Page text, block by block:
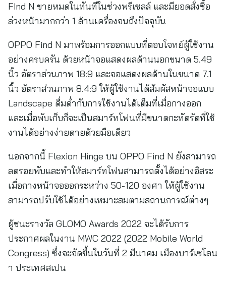
Find N ขายหมดในทันทีในช่วงพรีเซลล์ และมียอดสั่งซื้อ
ล่วงหน้ามากกว่า 1 ล้านเครื่องจนถึงปัจจุบัน
OPPO Find N มาพร้อมการออกแบบที่ตอบโจทย์ผู้ใช้งาน
อย่างครบครัน ด้วยหน้าจอแสดงผลด้านนอกขนาด 5.49
นิ้ว อัตราส่วนภาพ 18:9 และจอแสดงผลด้านในขนาด 7.1
นิ้ว อัตราส่วนภาพ 8.4:9 ให้ผู้ใช้งานได้สัมผัสหน้าจอแบบ
Landscape ดื่มด่ำกับการใช้งานได้เต็มที่เมื่อกางออก
และเมื่อพับเก็บก็จะเป็นสมาร์ทโฟนที่มีขนาดกะทัดรัดที่ใช้
งานได้อย่างง่ายดายด้วยมือเดียว
นอกจากนี้ Flexion Hinge บน OPPO Find N ยังสามารถ
ลดรอยพับและทำให้สมาร์ทโฟนสามารถตั้งได้อย่างอิสระ
เมื่อกางหน้าจอออกระหว่าง 50-120 องศา ให้ผู้ใช้งาน
สามารถปรับใช้ได้อย่างเหมาะสมตามสถานการณ์ต่างๆ
ผู้ชนะรางวัล GLOMO Awards 2022 จะได้รับการ
ประกาศผลในงาน MWC 2022 (2022 Mobile World
Congress) ซึ่งจะจัดขึ้นในวันที่ 2 มีนาคม เมืองบาร์เซโลน
า ประเทศสเปน